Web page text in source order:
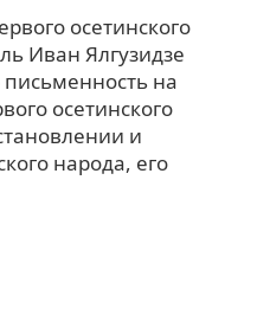
осетинского
Иван Ялгузидзе
письменность на
осетинского
и
народа, его